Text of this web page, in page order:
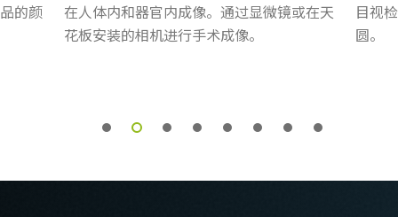
的颜
在人体内和器官内成像。通过显微镜或在天
花板安装的相机进行手术成像。
目视
圆。